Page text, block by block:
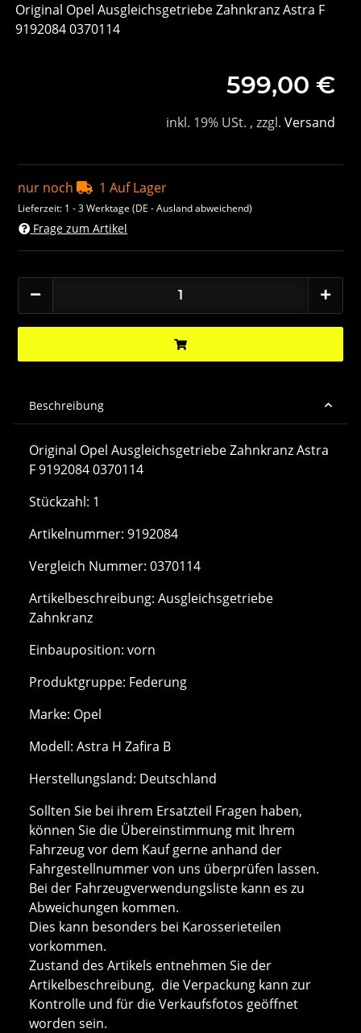
Original Opel Ausgleichsgetriebe Zahnkranz Astra F
9192084 0370114
599,00 €
inkl. 19% USt. , zzgl. Versand
nur noch 1 Auf Lager
Lieferzeit: 1 - 3 Werktage(DE - Ausland abweichend)
Frage zum Artikel
Beschreibung
Original Opel Ausgleichsgetriebe Zahnkranz Astra
F 9192084 0370114
Stückzahl: 1
Artikelnummer: 9192084
Vergleich Nummer: 0370114
Artikelbeschreibung: Ausgleichsgetriebe
Zahnkranz
Einbauposition: vorn
Produktgruppe: Federung
Marke: Opel
Modell: Astra H Zafira B
Herstellungsland: Deutschland
Sollten Sie bei ihrem Ersatzteil Fragen haben,
können Sie die Übereinstimmung mit Ihrem
Fahrzeug vor dem Kauf gerne anhand der
Fahrgestellnummer von uns überprüfen lassen.
Bei der Fahrzeugverwendungsliste kann es zu
Abweichungen kommen.
Dies kann besonders bei Karosserieteilen
vorkommen.
Zustand des Artikels entnehmen Sie der
Artikelbeschreibung, die Verpackung kann zur
Kontrolle und für die Verkaufsfotos geöffnet
worden sein.